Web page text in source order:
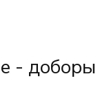
- доборы